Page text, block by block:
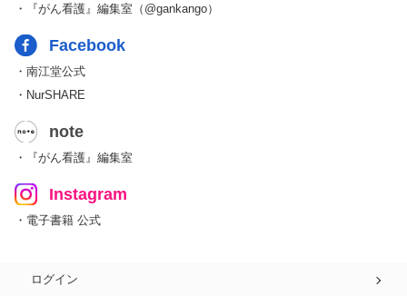
・『がん看護』編集室（@gankango）
Facebook
・南江堂公式
・NurSHARE
note
・『がん看護』編集室
Instagram
・電子書籍 公式
ログイン